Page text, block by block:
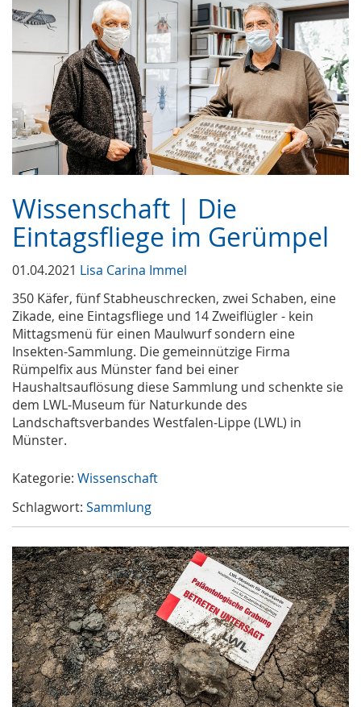
Wissenschaft | Die
Eintagsfliege im Gerümpel
01.04.2021 Lisa Carina Immel
350 Käfer, fünf Stabheuschrecken, zwei Schaben, eine
Zikade, eine Eintagsfliege und 14 Zweiflügler - kein
Mittagsmenü für einen Maulwurf sondern eine
Insekten-Sammlung. Die gemeinnützige Firma
Rümpelfix aus Münster fand bei einer
Haushaltsauflösung diese Sammlung und schenkte sie
dem LWL-Museum für Naturkunde des
Landschaftsverbandes Westfalen-Lippe (LWL) in
Münster.
Kategorie: Wissenschaft
Schlagwort: Sammlung